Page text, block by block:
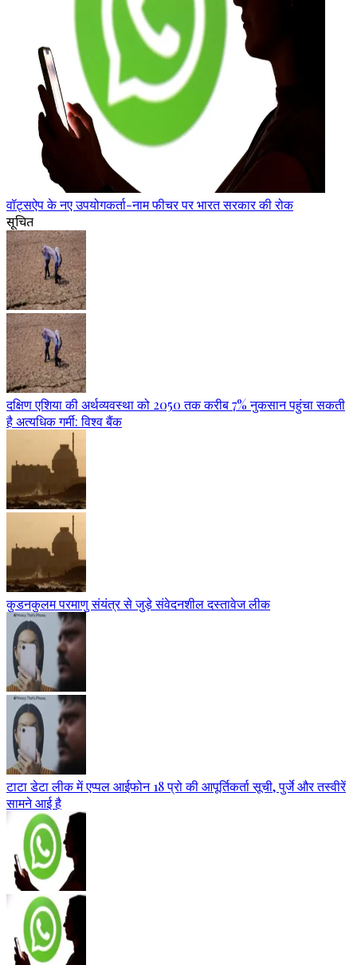
वॉट्सऐप के नए उपयोगकर्ता-नाम फीचर पर भारत सरकार की रोक
सूचित
दक्षिण एशिया की अर्थव्यवस्था को 2050 तक करीब 7% नुकसान पहुंचा सकती
है अत्यधिक गर्मी: विश्व बैंक
कुडनकुलम परमाणु संयंत्र से जुड़े संवेदनशील दस्तावेज लीक
टाटा डेटा लीक में एप्पल आईफोन 18 प्रो की आपूर्तिकर्ता सूची, पुर्जे और तस्वीरें
सामने आई है